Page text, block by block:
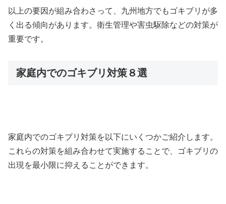
以上の要因が組み合わさって、九州地方でもゴキブリが多
く出る傾向があります。衛生管理や害虫駆除などの対策が
重要です。
家庭内でのゴキブリ対策８選
家庭内でのゴキブリ対策を以下にいくつかご紹介します。
これらの対策を組み合わせて実施することで、ゴキブリの
出現を最小限に抑えることができます。